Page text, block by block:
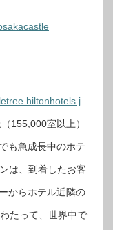
155,000室以上）
も急成長中のホテ
は、到着したお客
からホテル近隣の
たって、世界中で